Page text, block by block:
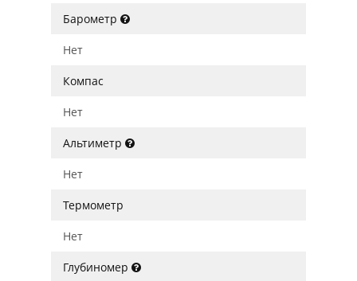
Барометр
Нет
Компас
Нет
Альтиметр
Нет
Термометр
Нет
Глубиномер